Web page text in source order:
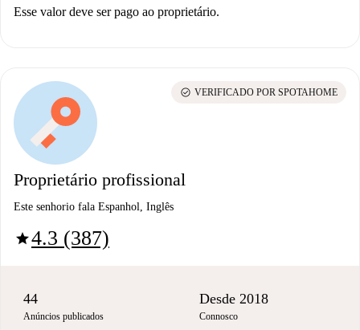
Esse valor deve ser pago ao proprietário.
Proprietário profissional
Este senhorio fala Espanhol, Inglês
star4.3 (387)
check_circle VERIFICADO POR SPOTAHOME
44
Anúncios publicados
Desde 2018
Connosco